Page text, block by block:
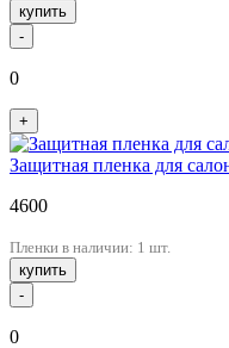
купить
-
0
+
Защитная пленка для
4600
Пленки в наличии: 1 шт.
купить
-
0